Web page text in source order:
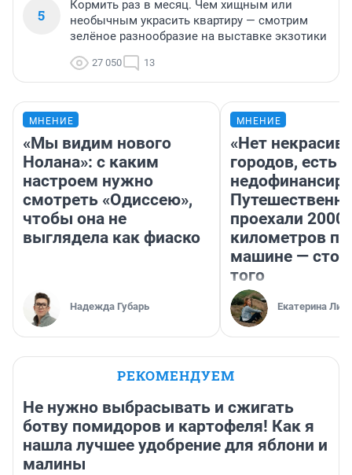
5
Кормить раз в месяц. Чем хищным или
необычным украсить квартиру — смотрим
зелёное разнообразие на выставке экзотики
27 050 13
МНЕНИЕ
«Мы видим нового
Нолана»: с каким
настроем нужно
смотреть «Одиссею»,
чтобы она не
выглядела как фиаско
Надежда Губарь
МНЕНИЕ
«Нет
городов, есть
проехали 2000
километров по
машине —
того
Екатерина
РЕКОМЕНДУЕМ
Не нужно выбрасывать и сжигать
ботву помидоров и картофеля! Как я
нашла лучшее удобрение для яблони и
малины